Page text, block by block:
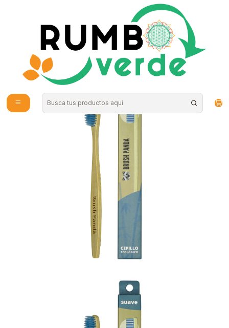
Envío gratis por compras sobre los 59.990 en la provincia de Santiago
Higiene Personal
Cepillo Adulto Cerdas Suave Color Celeste BrushPanda